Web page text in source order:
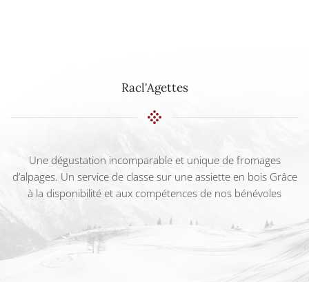
Racl'Agettes
Une dégustation incomparable et unique de fromages
d’alpages. Un service de classe sur une assiette en bois Grâce
à la disponibilité et aux compétences de nos bénévoles